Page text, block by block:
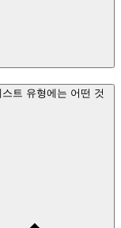
트 유형에는 어떤 것